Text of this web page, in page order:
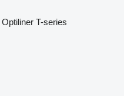
Optiliner T-series